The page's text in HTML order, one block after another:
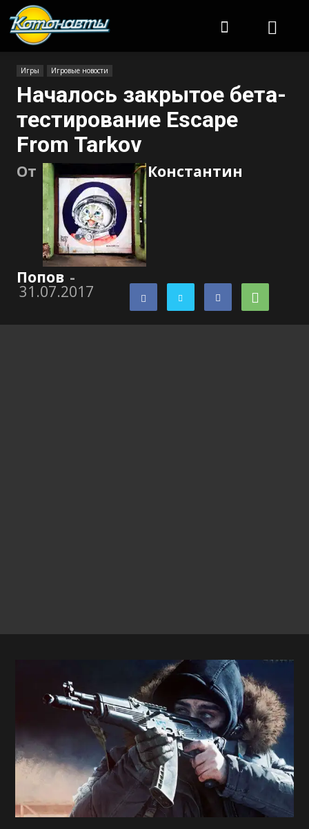
Игры Игровые новости
Началось закрытое бета-
тестирование Escape
From Tarkov
От Константин
Попов -
31.07.2017